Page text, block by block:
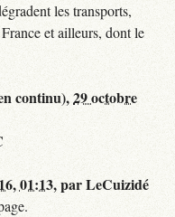
les transports,
et ailleurs, dont le
continu),29 octobre
01:13,parLeCuizidé